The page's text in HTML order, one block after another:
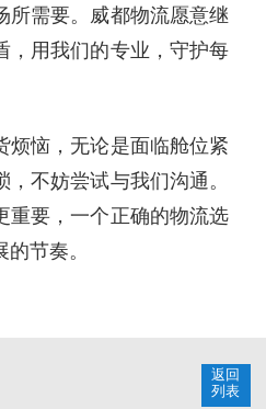
所需要。威都物流愿意继
，用我们的专业，守护每
烦恼，无论是面临舱位紧
不妨尝试与我们沟通。
重要，一个正确的物流选
节奏。
返回
列表